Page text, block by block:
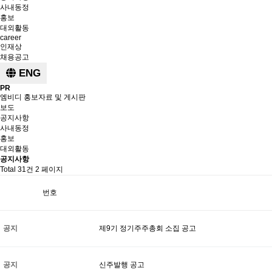
사내동정
홍보
대외활동
career
인재상
채용공고
ENG
PR
엠비디 홍보자료 및 게시판
보도
공지사항
사내동정
홍보
대외활동
공지사항
Total 31건 2 페이지
번호
공지 제9기 정기주주총회 소집 공고
공지 신주발행 공고